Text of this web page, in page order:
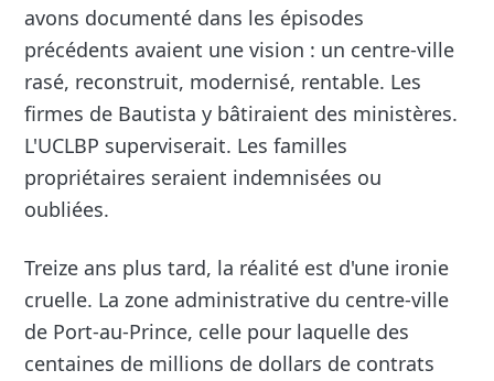
avons documenté dans les épisodes
précédents avaient une vision : un centre-ville
rasé, reconstruit, modernisé, rentable. Les
firmes de Bautista y bâtiraient des ministères.
L'UCLBP superviserait. Les familles
propriétaires seraient indemnisées ou
oubliées.
Treize ans plus tard, la réalité est d'une ironie
cruelle. La zone administrative du centre-ville
de Port-au-Prince, celle pour laquelle des
centaines de millions de dollars de contrats